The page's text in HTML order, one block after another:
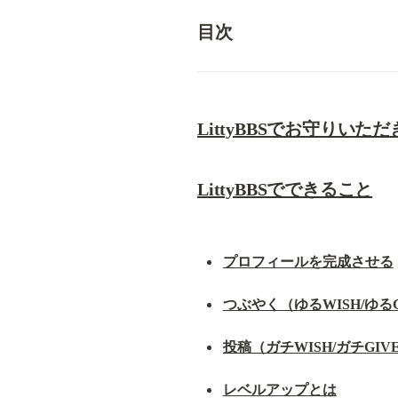
目次
LittyBBSでお守りいただ
LittyBBSでできること
プロフィールを完成させる
つぶやく（ゆるWISH/ゆる
投稿（ガチWISH/ガチGIVE
レベルアップとは